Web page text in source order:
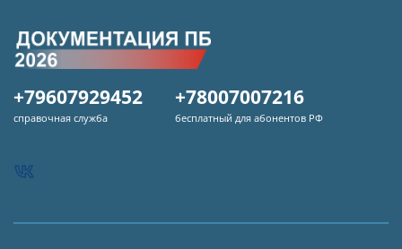
+79607929452
справочная служба
+78007007216
бесплатный для абонентов РФ